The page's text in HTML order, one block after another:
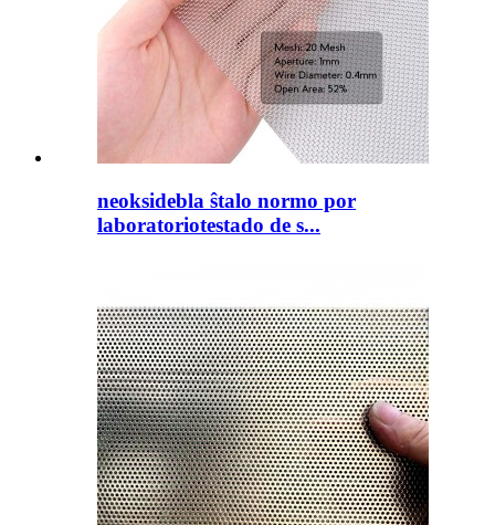
neoksidebla ŝtalo normo por
laboratoriotestado de s...